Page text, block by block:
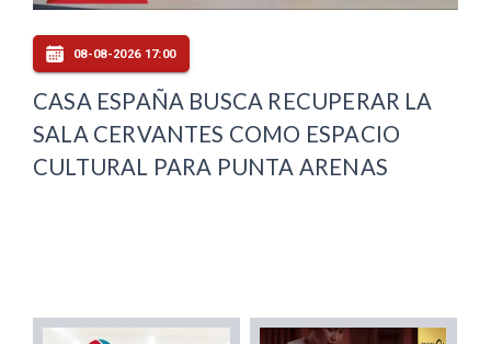
08-08-2026 17:00
CASA ESPAÑA BUSCA RECUPERAR LA
SALA CERVANTES COMO ESPACIO
CULTURAL PARA PUNTA ARENAS